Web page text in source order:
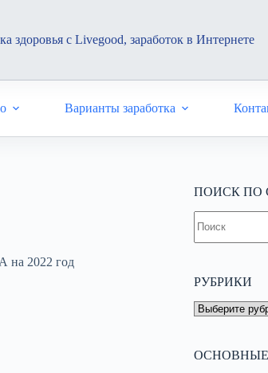
здоровья с Livegood, заработок в Интернете
Варианты заработка
на 2022 год
ПОИСК ПО
не
найдено
РУБРИКИ
РУБРИКИ
ОСНОВНЫЕ